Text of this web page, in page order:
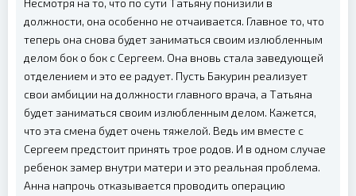
Несмотря на то, что по сути Татьяну понизили в
должности, она особенно не отчаивается. Главное то, что
теперь она снова будет заниматься своим излюбленным
делом бок о бок с Сергеем. Она вновь стала заведующей
отделением и это ее радует. Пусть Бакурин реализует
свои амбиции на должности главного врача, а Татьяна
будет заниматься своим излюбленным делом. Кажется,
что эта смена будет очень тяжелой. Ведь им вместе с
Сергеем предстоит принять трое родов. И в одном случае
ребенок замер внутри матери и это реальная проблема.
Анна напрочь отказывается проводить операцию